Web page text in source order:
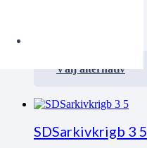
Välj alternativ
SDSarkivkrigb 3 5